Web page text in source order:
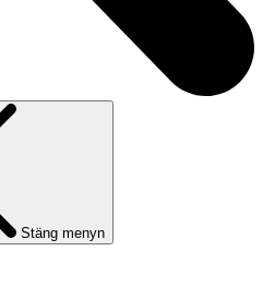
Stäng menyn